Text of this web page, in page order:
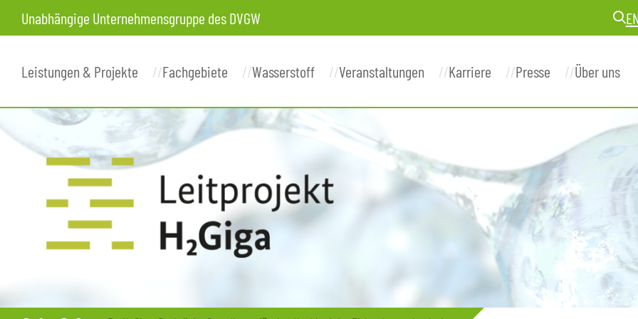
Unabhängige Unternehmensgruppe des DVGW
Leistungen & Projekte Fachgebiete Wasserstoff Veranstaltungen Karriere Presse Über uns